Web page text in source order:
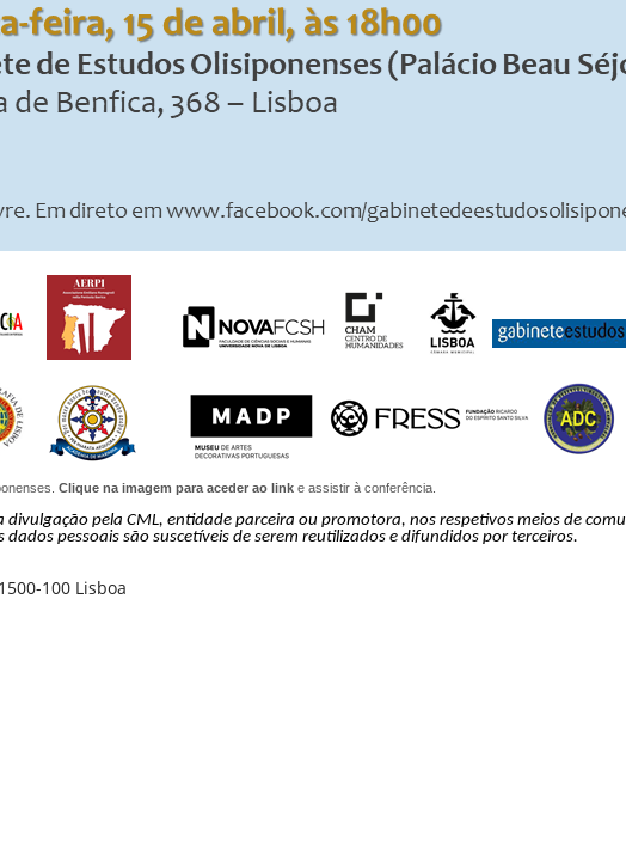
Clique na imagem para aceder ao link e assistir à conferência.
pela CML, entidade parceira ou promotora, nos respetivos meios de
pessoais são suscetíveis de serem reutilizados e difundidos por terceiros.
100 Lisboa